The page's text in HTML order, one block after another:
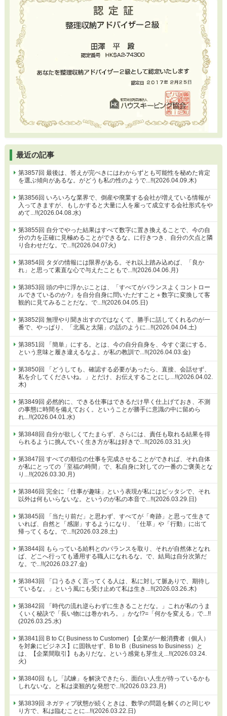
最近の記事
第3857回 最後は、答えが完ぺきにはわからずとも可能性を秘めた肯定
を選ぶ傾向があるな。がどうも私の性のようで...!!(2026.04.09.木)
第3856回 いろいろな業界で、倒産や廃業する会社が増えている情報が
入ってきますが、もしかすると大量に人を雇って成立する会社形式をや
めて...!!(2026.04.08.水)
第3855回 自分でやった結果はすべて数字に置き換えることで、今の自
分の力を正確に見極めることができるな。に行きつき、自分の欠点と隣
り合わせだな。で...!!(2026.04.07火)
第3854回 タダの情報には限界がある。それ以上踏み込めば、「良か
れ」と思って素直な心で与えたこともで...!!(2026.04.06.月)
第3853回 頭の中に浮かぶことは、「すべてがバランスよくコントロー
ルできているのか?」を自分自身に問いただすこと＋数字に変換して客
観的に見てみることだな。で...!!(2026.04.05.日)
第3852回 無理やり聞き出すのではなくて、勝手に話してくれるのが一
番で、やっぱり、「北風と太陽」の話のように...!!(2026.04.04.土)
第3851回 「簡単」にする。とは、今の自分自身を、今すぐ楽にする。
という意味と履き違えるなよ。が私の教訓で...!!(2026.04.03.金)
第3850回 「どうしても、確認する必要があったら、直接、会話せず、
私を介してくださいね。」とだけ、お伝えすることにし...!!(2026.04.02.
木)
第3849回 必然的に、できる仕事はできるだけ早く仕上げておき、不測
の事態に時間を備えておく。ということが勝手に意識の中に留めら
れ...!!(2026.04.01.水)
第3848回 自分が欲しくてたまらず、さらには、責任も取れる結果を得
られるように挑んでいく生き方が私は好きで...!!(2026.03.31.火)
第3847回 すべての順位の仕事を完成させることができれば、それ自体
が私にとっての「至福の時間」で、私自身に対しての一番のご褒美とな
り...!!(2026.03.30.月)
第3846回 完全に「仕事が趣味」という表現が私にはピッタシで、それ
以外は何もいらないな。というのが私の本音で...!!(2026.03.29.日)
第3845回 「当たり前だ」と思わず、すべてが「奇跡」と思って生きて
いれば、自然と「感謝」するようになり、「仕草」や「行動」に出て
帰ってくるな。で...!!(2026.03.28.土)
第3844回 もらっている給料とのバランスを取り、それが自然体となれ
ば、どこへ行っても通用する職人になれるな。で、結局は自分次第だ
な。で...!!(2026.03.27.金)
第3843回 「口うるさく言ってくる人は、私に対して脈ありで、期待し
ているな。」という風にも受け止めて私は生き...!!(2026.03.26.木)
第3842回 「時代の流れ逆らわずに生きることだな。」これが私のうま
くいく秘訣で「長い物には巻かれろ。」かな!?=「何かを変える」で...!!
(2026.03.25.水)
第3841回 B to C( Business to Customer) 【企業が一般消費者（個人）
を対象にビジネス】に固執せず、B to B（Business to Business）と
は、【企業間取引】もありだな。という感覚も芽生え...!!(2026.03.24.
火)
第3840回 もし「試練」を解決できたら、面白い人生が待っているかも
しれないな。と私は楽観的な発想で...!!(2026.03.23.月)
第3839回 ネガティブ状態が続くときは、数学の問題を解くのと同じや
り方で、私は臨むことに...!!(2026.03.22.日)